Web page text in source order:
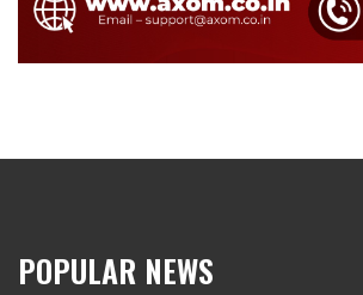
POPULAR NEWS